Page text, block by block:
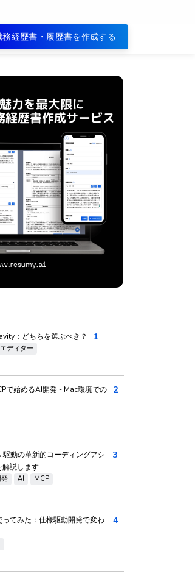
務経歴書・履歴書を作成する
：どちらを選ぶべき？
ディター
1
で始めるAI開発 - Mac環境での
2
動の革新的コーディングアシ
解説します
AI MCP
3
てみた：仕様駆動開発で変わ
4